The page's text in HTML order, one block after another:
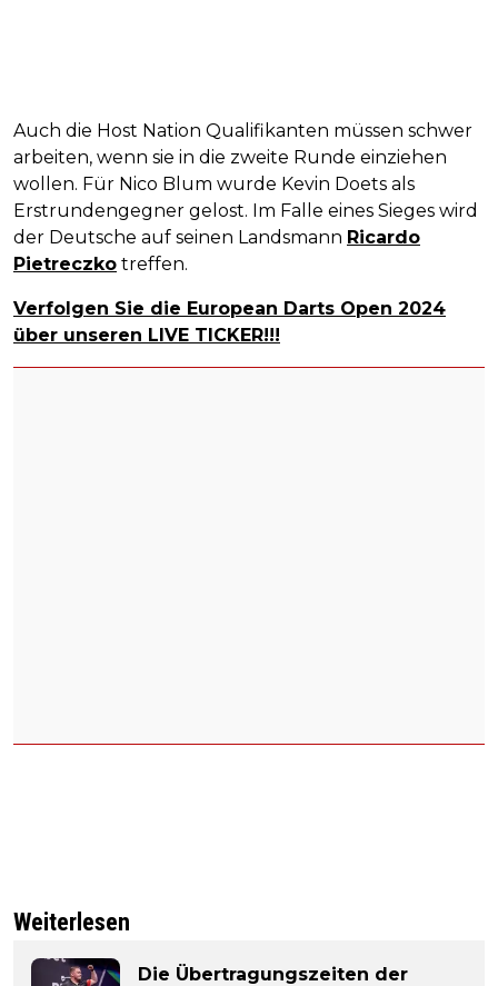
Auch die Host Nation Qualifikanten müssen schwer
arbeiten, wenn sie in die zweite Runde einziehen
wollen. Für Nico Blum wurde Kevin Doets als
Erstrundengegner gelost. Im Falle eines Sieges wird
der Deutsche auf seinen Landsmann Ricardo
Pietreczko treffen.
Verfolgen Sie die European Darts Open 2024
über unseren LIVE TICKER!!!
Weiterlesen
Die Übertragungszeiten der